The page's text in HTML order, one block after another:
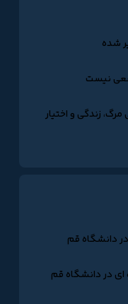
شده
نیست
زندگی و اختیار
دانشگاه قم
ای در دانشگاه قم